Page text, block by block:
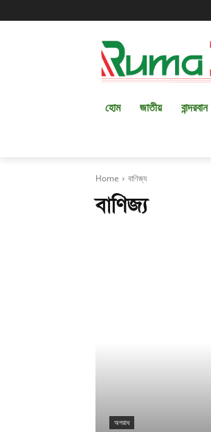
হোম জাতীয় বান্দরবান
Home বাণিজ্য
বাণিজ্য
অপরাধ